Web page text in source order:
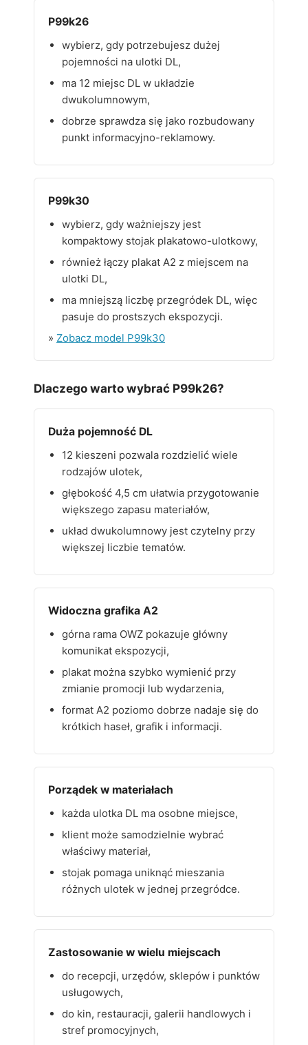
P99k26
wybierz, gdy potrzebujesz dużej
pojemności na ulotki DL,
ma 12 miejsc DL w układzie
dwukolumnowym,
dobrze sprawdza się jako rozbudowany
punkt informacyjno-reklamowy.
P99k30
wybierz, gdy ważniejszy jest
kompaktowy stojak plakatowo-ulotkowy,
również łączy plakat A2 z miejscem na
ulotki DL,
ma mniejszą liczbę przegródek DL, więc
pasuje do prostszych ekspozycji.
» Zobacz model P99k30
Dlaczego warto wybrać P99k26?
Duża pojemność DL
12 kieszeni pozwala rozdzielić wiele
rodzajów ulotek,
głębokość 4,5 cm ułatwia przygotowanie
większego zapasu materiałów,
układ dwukolumnowy jest czytelny przy
większej liczbie tematów.
Widoczna grafika A2
górna rama OWZ pokazuje główny
komunikat ekspozycji,
plakat można szybko wymienić przy
zmianie promocji lub wydarzenia,
format A2 poziomo dobrze nadaje się do
krótkich haseł, grafik i informacji.
Porządek w materiałach
każda ulotka DL ma osobne miejsce,
klient może samodzielnie wybrać
właściwy materiał,
stojak pomaga uniknąć mieszania
różnych ulotek w jednej przegródce.
Zastosowanie w wielu miejscach
do recepcji, urzędów, sklepów i punktów
usługowych,
do kin, restauracji, galerii handlowych i
stref promocyjnych,